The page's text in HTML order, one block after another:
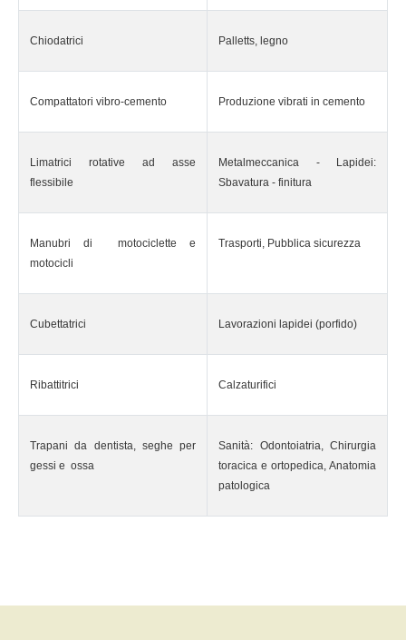
Chiodatrici Palletts, legno
Compattatori vibro-cemento Produzione vibrati in cemento
Limatrici rotative ad asse
flessibile
Metalmeccanica - Lapidei:
Sbavatura - finitura
Manubri di motociclette e
motocicli
Trasporti, Pubblica sicurezza
Cubettatrici Lavorazioni lapidei (porfido)
Ribattitrici Calzaturifici
Trapani da dentista, seghe per
gessi e ossa
Sanità: Odontoiatria, Chirurgia
toracica e ortopedica, Anatomia
patologica